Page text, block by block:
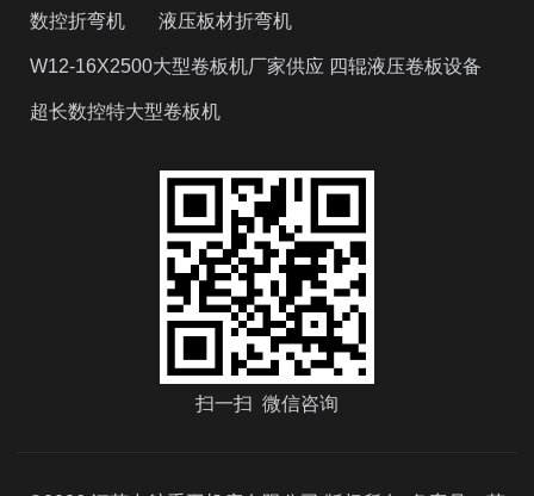
数控折弯机 液压板材折弯机
W12-16X2500大型卷板机厂家供应 四辊液压卷板设备
超长数控特大型卷板机
扫一扫 微信咨询